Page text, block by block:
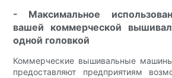
- Максимальное
вашей коммерческой
одной головкой
Коммерческие вышивальные
предоставляют предприятиям